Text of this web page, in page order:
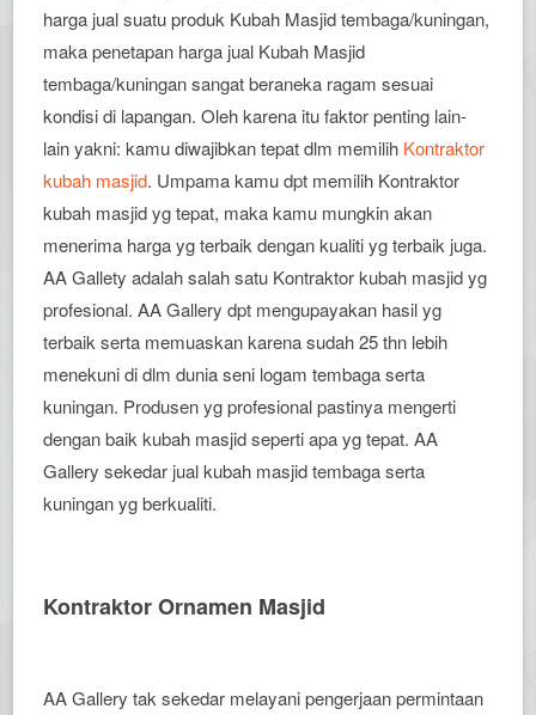
harga jual suatu produk Kubah Masjid tembaga/kuningan,
maka penetapan harga jual Kubah Masjid
tembaga/kuningan sangat beraneka ragam sesuai
kondisi di lapangan. Oleh karena itu faktor penting lain-
lain yakni: kamu diwajibkan tepat dlm memilih Kontraktor
kubah masjid. Umpama kamu dpt memilih Kontraktor
kubah masjid yg tepat, maka kamu mungkin akan
menerima harga yg terbaik dengan kualiti yg terbaik juga.
AA Gallety adalah salah satu Kontraktor kubah masjid yg
profesional. AA Gallery dpt mengupayakan hasil yg
terbaik serta memuaskan karena sudah 25 thn lebih
menekuni di dlm dunia seni logam tembaga serta
kuningan. Produsen yg profesional pastinya mengerti
dengan baik kubah masjid seperti apa yg tepat. AA
Gallery sekedar jual kubah masjid tembaga serta
kuningan yg berkualiti.
Kontraktor Ornamen Masjid
AA Gallery tak sekedar melayani pengerjaan permintaan